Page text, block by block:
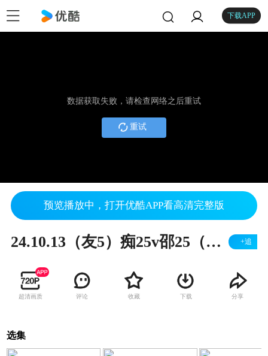
下载APP
数据获取失败，请检查网络之后重试
重试
预览播放中，打开优酷APP看高清完整版
24.10.13（友5）痴25v邵25（左胜） +追
超清画质 评论 收藏 下载 分享
选集